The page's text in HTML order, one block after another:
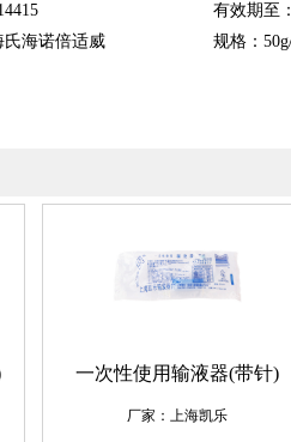
海诺倍适威
有效期至
规格：
一次性使用输液器(带针)
厂家：上海凯乐